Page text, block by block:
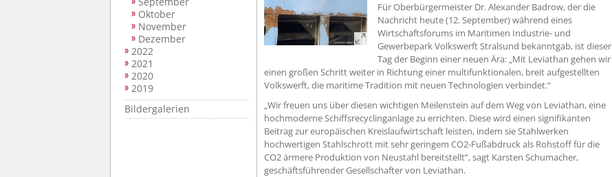
Oktober
November
Dezember
2022
2021
2020
2019
Bildergalerien
Für Oberbürgermeister Dr. Alexander Badrow, der die
Nachricht heute (12. September) während eines
Wirtschaftsforums im Maritimen Industrie- und
Gewerbepark Volkswerft Stralsund bekanntgab, ist dieser
Tag der Beginn einer neuen Ära: „Mit Leviathan gehen wir
einen großen Schritt weiter in Richtung einer multifunktionalen, breit aufgestellten
Volkswerft, die maritime Tradition mit neuen Technologien verbindet.“
„Wir freuen uns über diesen wichtigen Meilenstein auf dem Weg von Leviathan, eine
hochmoderne Schiffsrecyclinganlage zu errichten. Diese wird einen signifikanten
Beitrag zur europäischen Kreislaufwirtschaft leisten, indem sie Stahlwerken
hochwertigen Stahlschrott mit sehr geringem CO2-Fußabdruck als Rohstoff für die
CO2 ärmere Produktion von Neustahl bereitstellt“, sagt Karsten Schumacher,
geschäftsführender Gesellschafter von Leviathan.